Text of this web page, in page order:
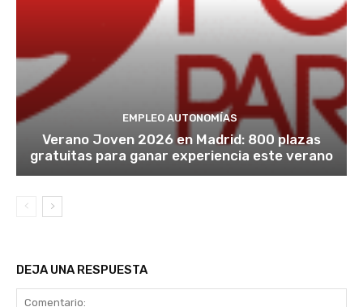
EMPLEO AUTONOMÍAS
Verano Joven 2026 en Madrid: 800 plazas
gratuitas para ganar experiencia este verano
DEJA UNA RESPUESTA